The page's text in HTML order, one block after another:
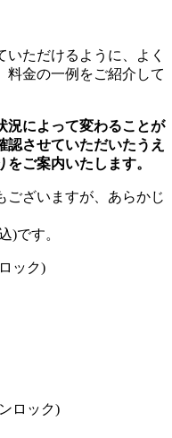
ただけるように、よく
料金の一例をご紹介して
況によって変わることが
認させていただいたうえ
ご案内いたします。
ございますが、あらかじ
)です。
ック)
ロック)